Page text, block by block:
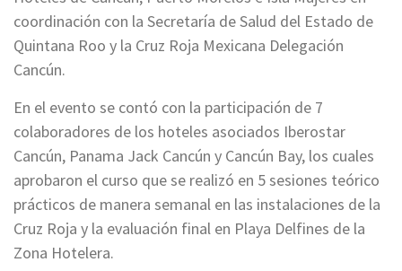
coordinación con la Secretaría de Salud del Estado de
Quintana Roo y la Cruz Roja Mexicana Delegación
Cancún.
En el evento se contó con la participación de 7
colaboradores de los hoteles asociados Iberostar
Cancún, Panama Jack Cancún y Cancún Bay, los cuales
aprobaron el curso que se realizó en 5 sesiones teórico
prácticos de manera semanal en las instalaciones de la
Cruz Roja y la evaluación final en Playa Delfines de la
Zona Hotelera.